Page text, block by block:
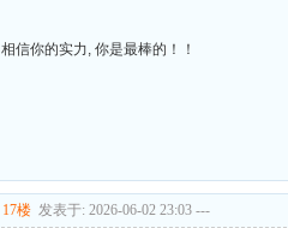
相信你的实力, 你是最棒的！！
17楼 发表于: 2026-06-02 23:03 ---